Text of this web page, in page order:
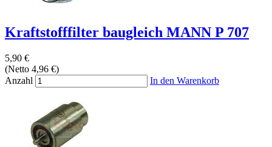
Kraftstofffilter baugleich MANN P 707
5,90 €
(Netto 4,96 €)
Anzahl
In den Warenkorb